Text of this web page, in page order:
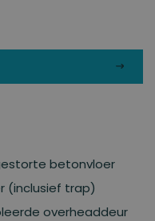
betonvloer
(inclusief trap)
overheaddeur